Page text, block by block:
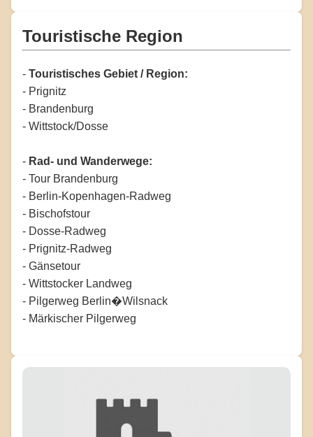
Touristische Region
- Touristisches Gebiet / Region:
- Prignitz
- Brandenburg
- Wittstock/Dosse
- Rad- und Wanderwege:
- Tour Brandenburg
- Berlin-Kopenhagen-Radweg
- Bischofstour
- Dosse-Radweg
- Prignitz-Radweg
- Gänsetour
- Wittstocker Landweg
- Pilgerweg Berlin�Wilsnack
- Märkischer Pilgerweg